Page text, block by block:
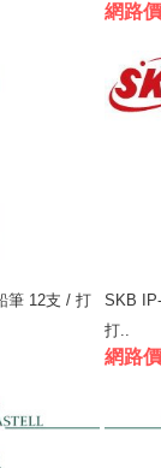
網路
筆 12支 / 打
SKB
打..
網路